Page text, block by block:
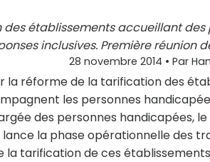
établissements accueillant
inclusives. Première réunion
28 novembre 2014 • Par
la réforme de la tarification des
les personnes
des personnes handicapées, le
la phase opérationnelle des
tarification de ces